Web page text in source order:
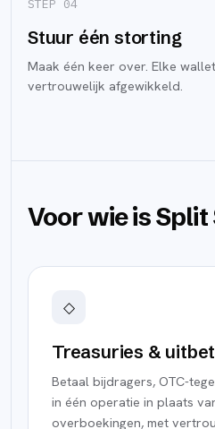
STEP 04
Stuur één storting
Maak één keer over. Elke
vertrouwelijk afgewikkeld.
Voor wie is Split
◇
Treasuries &
Betaal bijdragers, OTC-
in één operatie in plaats
overboekingen, met